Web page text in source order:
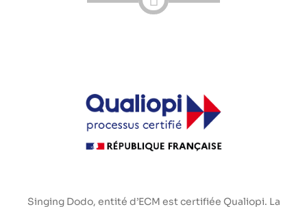
Singing Dodo, entité d’ECM est certifiée Qualiopi. La